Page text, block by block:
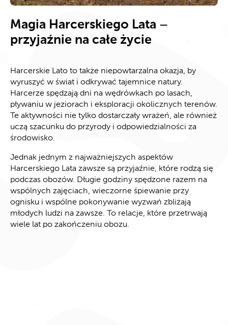
Magia Harcerskiego Lata –
przyjaźnie na całe życie
Harcerskie Lato to także niepowtarzalna okazja, by
wyruszyć w świat i odkrywać tajemnice natury.
Harcerze spędzają dni na wędrówkach po lasach,
pływaniu w jeziorach i eksploracji okolicznych terenów.
Te aktywności nie tylko dostarczały wrażeń, ale również
uczą szacunku do przyrody i odpowiedzialności za
środowisko.
Jednak jednym z najważniejszych aspektów
Harcerskiego Lata zawsze są przyjaźnie, które rodzą się
podczas obozów. Długie godziny spędzone razem na
wspólnych zajęciach, wieczorne śpiewanie przy
ognisku i wspólne pokonywanie wyzwań zbliżają
młodych ludzi na zawsze. To relacje, które przetrwają
wiele lat po zakończeniu obozu.